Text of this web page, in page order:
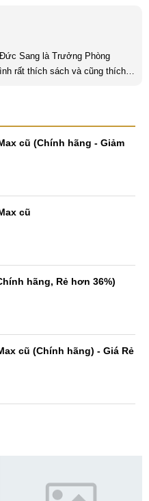
rất thích sách và cũng thích
gắm lại những cảm xúc, cảm
cũ (Chính hãng - Giảm
cũ
hãng, Rẻ hơn 36%)
cũ (Chính hãng) - Giá Rẻ